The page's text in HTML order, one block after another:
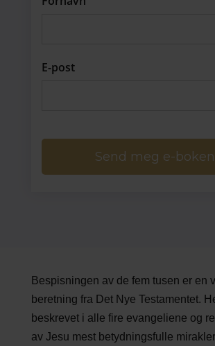
E-post
Send meg e-boken
Bespisningen av de fem tusen er en
beretning fra Det Nye Testamentet.
beskrevet i alle fire evangeliene og
av Jesu mest betydningsfulle